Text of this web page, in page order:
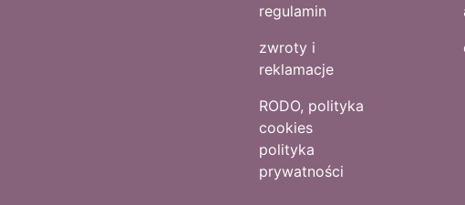
regulamin
zwroty i
reklamacje
RODO, polityka
cookies
polityka
prywatności